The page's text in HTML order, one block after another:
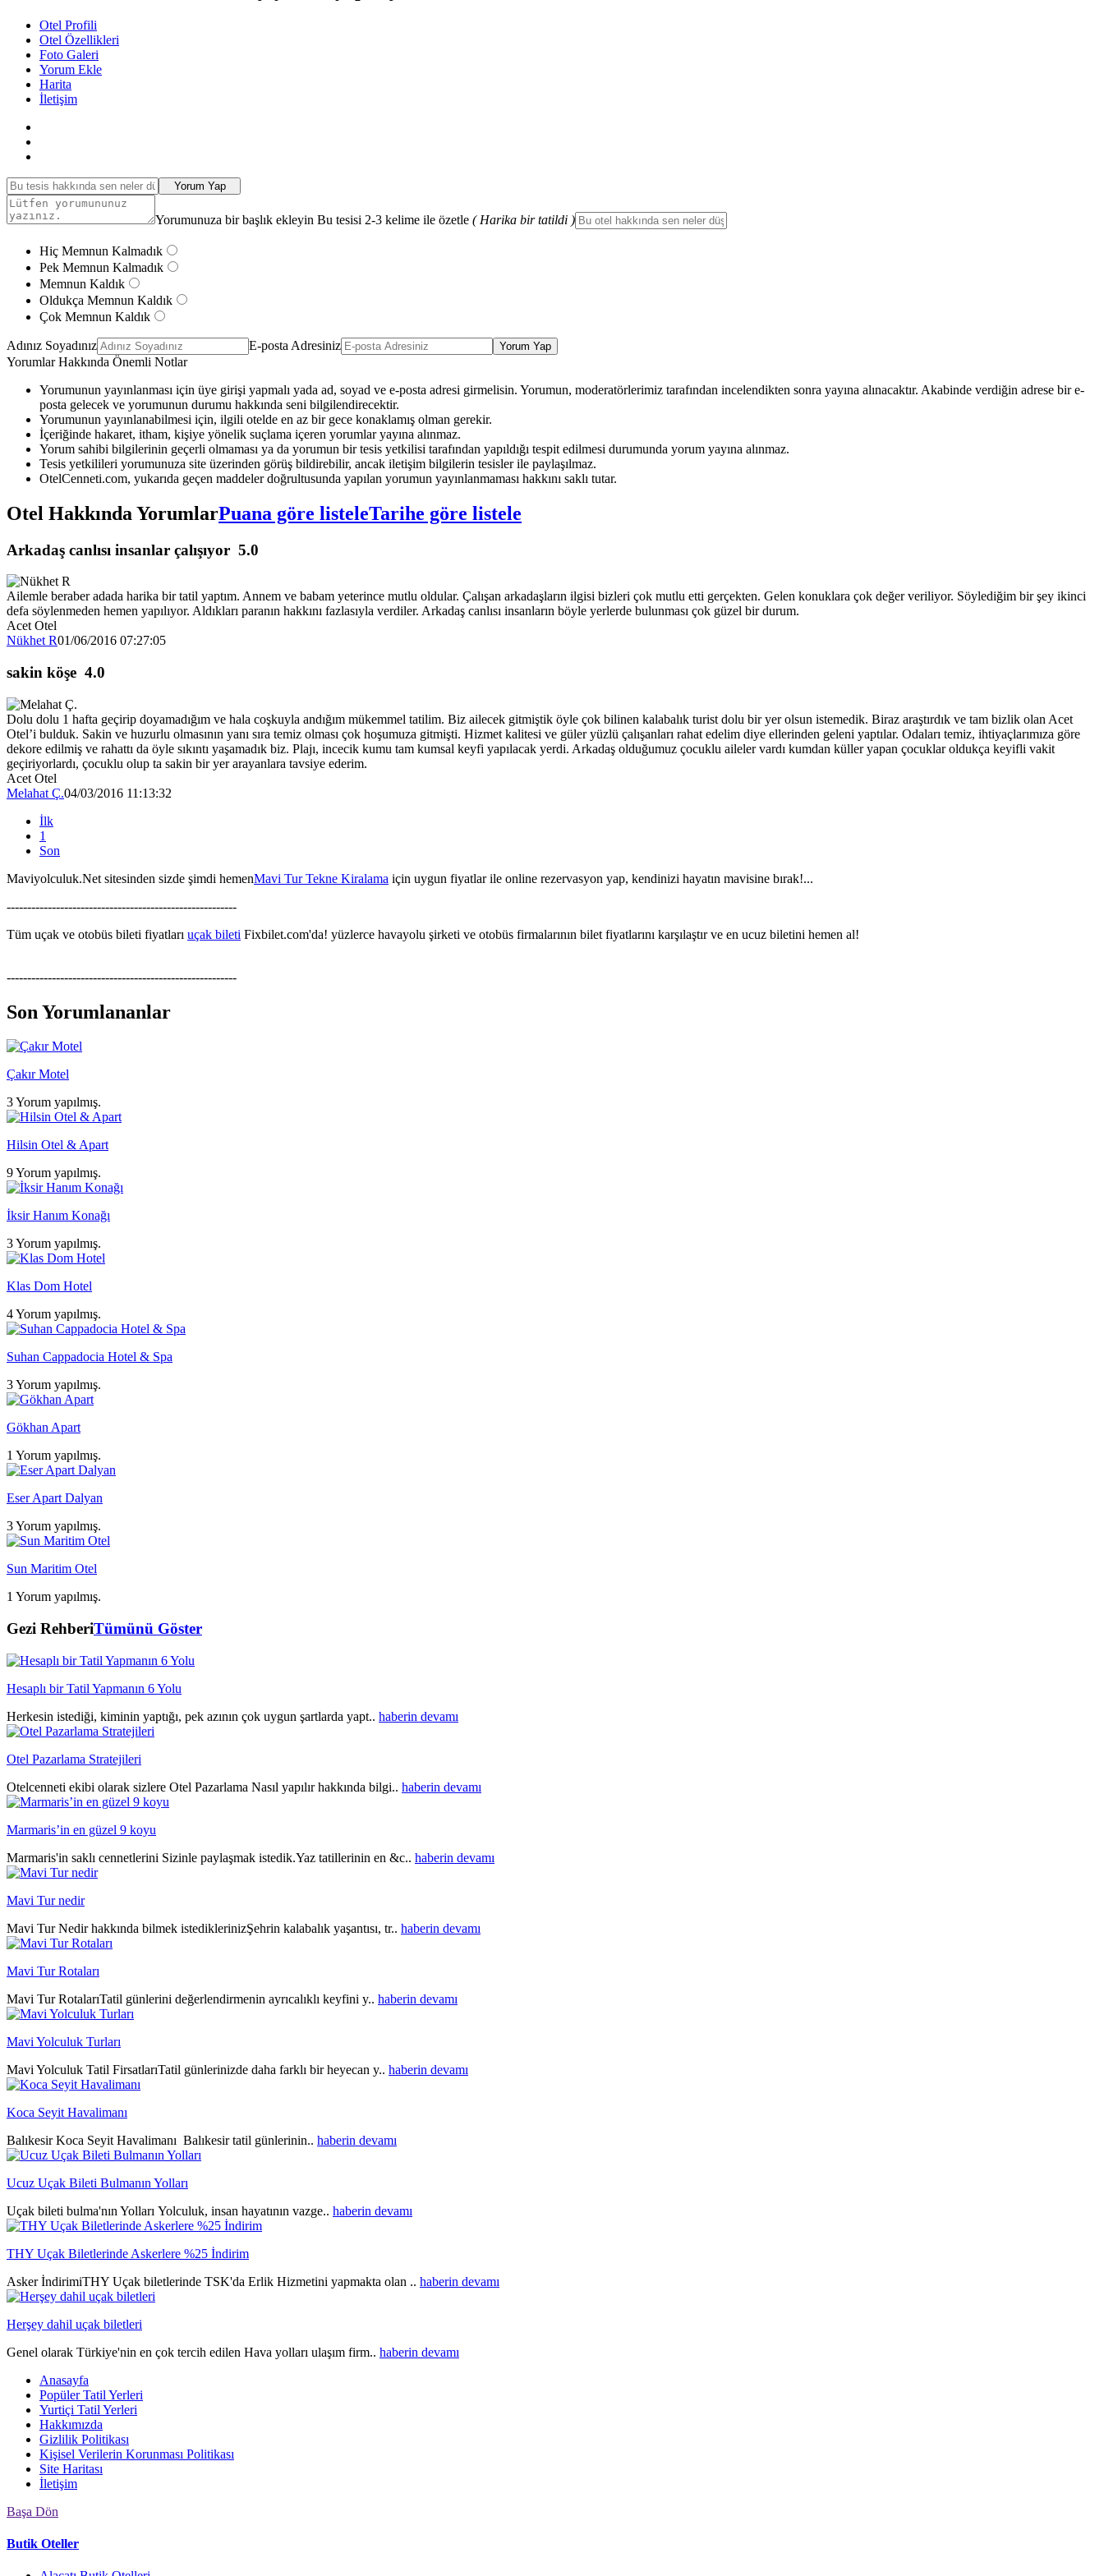
Otel Profili
Otel Özellikleri
Foto Galeri
Yorum Ekle
Harita
İletişim
Yorum Yap
Yorumunuza bir başlık ekleyin Bu tesisi 2-3 kelime ile özetle ( Harika bir tatildi )
Hiç Memnun Kalmadık
Pek Memnun Kalmadık
Memnun Kaldık
Oldukça Memnun Kaldık
Çok Memnun Kaldık
Adınız Soyadınız E-posta Adresiniz Yorum Yap
Yorumlar Hakkında Önemli Notlar
Yorumunun yayınlanması için üye girişi yapmalı yada ad, soyad ve e-posta adresi girmelisin. Yorumun, moderatörlerimiz tarafından incelendikten sonra yayına alınacaktır. Akabinde verdiğin adrese bir e-
posta gelecek ve yorumunun durumu hakkında seni bilgilendirecektir.
Yorumunun yayınlanabilmesi için, ilgili otelde en az bir gece konaklamış olman gerekir.
İçeriğinde hakaret, itham, kişiye yönelik suçlama içeren yorumlar yayına alınmaz.
Yorum sahibi bilgilerinin geçerli olmaması ya da yorumun bir tesis yetkilisi tarafından yapıldığı tespit edilmesi durumunda yorum yayına alınmaz.
Tesis yetkilileri yorumunuza site üzerinden görüş bildirebilir, ancak iletişim bilgilerin tesisler ile paylaşılmaz.
OtelCenneti.com, yukarıda geçen maddeler doğrultusunda yapılan yorumun yayınlanmaması hakkını saklı tutar.
Otel Hakkında YorumlarPuana göre listeleTarihe göre listele
Arkadaş canlısı insanlar çalışıyor 5.0
Ailemle beraber adada harika bir tatil yaptım. Annem ve babam yeterince mutlu oldular. Çalışan arkadaşların ilgisi bizleri çok mutlu etti gerçekten. Gelen konuklara çok değer veriliyor. Söylediğim bir şey ikinci
defa söylenmeden hemen yapılıyor. Aldıkları paranın hakkını fazlasıyla verdiler. Arkadaş canlısı insanların böyle yerlerde bulunması çok güzel bir durum.
Acet Otel
Nükhet R01/06/2016 07:27:05
sakin köşe 4.0
Dolu dolu 1 hafta geçirip doyamadığım ve hala coşkuyla andığım mükemmel tatilim. Biz ailecek gitmiştik öyle çok bilinen kalabalık turist dolu bir yer olsun istemedik. Biraz araştırdık ve tam bizlik olan Acet
Otel’i bulduk. Sakin ve huzurlu olmasının yanı sıra temiz olması çok hoşumuza gitmişti. Hizmet kalitesi ve güler yüzlü çalışanları rahat edelim diye ellerinden geleni yaptılar. Odaları temiz, ihtiyaçlarımıza göre
dekore edilmiş ve rahattı da öyle sıkıntı yaşamadık biz. Plajı, incecik kumu tam kumsal keyfi yapılacak yerdi. Arkadaş olduğumuz çocuklu aileler vardı kumdan küller yapan çocuklar oldukça keyifli vakit
geçiriyorlardı, çocuklu olup ta sakin bir yer arayanlara tavsiye ederim.
Acet Otel
Melahat Ç.04/03/2016 11:13:32
İlk
1
Son
Maviyolculuk.Net sitesinden sizde şimdi hemenMavi Tur Tekne Kiralama için uygun fiyatlar ile online rezervasyon yap, kendinizi hayatın mavisine bırak!...
--------------------------------------------------------
Tüm uçak ve otobüs bileti fiyatları uçak bileti Fixbilet.com'da! yüzlerce havayolu şirketi ve otobüs firmalarının bilet fiyatlarını karşılaştır ve en ucuz biletini hemen al!
--------------------------------------------------------
Son Yorumlananlar
Çakır Motel
3 Yorum yapılmış.
Hilsin Otel & Apart
9 Yorum yapılmış.
İksir Hanım Konağı
3 Yorum yapılmış.
Klas Dom Hotel
4 Yorum yapılmış.
Suhan Cappadocia Hotel & Spa
3 Yorum yapılmış.
Gökhan Apart
1 Yorum yapılmış.
Eser Apart Dalyan
3 Yorum yapılmış.
Sun Maritim Otel
1 Yorum yapılmış.
Gezi RehberiTümünü Göster
Hesaplı bir Tatil Yapmanın 6 Yolu
Herkesin istediği, kiminin yaptığı, pek azının çok uygun şartlarda yapt.. haberin devamı
Otel Pazarlama Stratejileri
Otelcenneti ekibi olarak sizlere Otel Pazarlama Nasıl yapılır hakkında bilgi.. haberin devamı
Marmaris’in en güzel 9 koyu
Marmaris'in saklı cennetlerini Sizinle paylaşmak istedik.Yaz tatillerinin en &c.. haberin devamı
Mavi Tur nedir
Mavi Tur Nedir hakkında bilmek istediklerinizŞehrin kalabalık yaşantısı, tr.. haberin devamı
Mavi Tur Rotaları
Mavi Tur RotalarıTatil günlerini değerlendirmenin ayrıcalıklı keyfini y.. haberin devamı
Mavi Yolculuk Turları
Mavi Yolculuk Tatil FirsatlarıTatil günlerinizde daha farklı bir heyecan y.. haberin devamı
Koca Seyit Havalimanı
Balıkesir Koca Seyit Havalimanı Balıkesir tatil günlerinin.. haberin devamı
Ucuz Uçak Bileti Bulmanın Yolları
Uçak bileti bulma'nın Yolları Yolculuk, insan hayatının vazge.. haberin devamı
THY Uçak Biletlerinde Askerlere %25 İndirim
Asker İndirimiTHY Uçak biletlerinde TSK'da Erlik Hizmetini yapmakta olan .. haberin devamı
Herşey dahil uçak biletleri
Genel olarak Türkiye'nin en çok tercih edilen Hava yolları ulaşım firm.. haberin devamı
Anasayfa
Popüler Tatil Yerleri
Yurtiçi Tatil Yerleri
Hakkımızda
Gizlilik Politikası
Kişisel Verilerin Korunması Politikası
Site Haritası
İletişim
Başa Dön
Butik Oteller